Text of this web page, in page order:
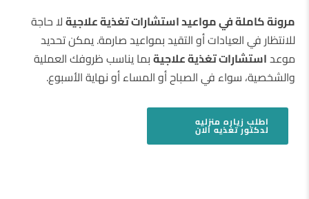
مرونة كاملة في مواعيد استشارات تغذية علاجيةلا حاجة
للانتظار في العيادات أو التقيد بمواعيد صارمة. يمكن تحديد
موعداستشارات تغذية علاجيةبما يناسب ظروفك العملية
والشخصية، سواء في الصباح أو المساء أو نهاية الأسبوع.
اطلب زياره منزليه
لدكتور تغذيه الان